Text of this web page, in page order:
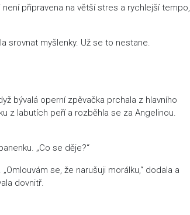
připravena na větší stres a rychlejší tempo,
srovnat myšlenky. Už se to nestane.
bývalá operní zpěvačka prchala z hlavního
z labutích peří a rozběhla se za Angelinou.
„Co se děje?“
se, že narušuji morálku,“ dodala a
dovnitř.